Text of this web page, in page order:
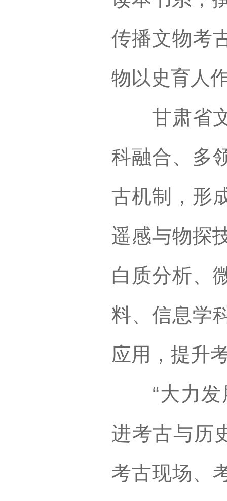
传播文物考
物以史育人
甘肃省文
科融合、多
古机制，形
遥感与物探
白质分析、
料、信息学
应用，提升
“大力发
进考古与历
考古现场、